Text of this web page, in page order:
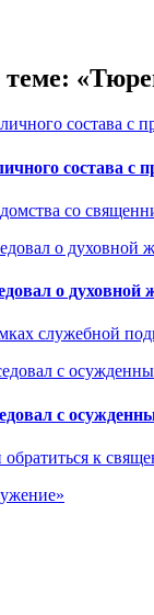
состава с
со
о духовной
служебной
с
к